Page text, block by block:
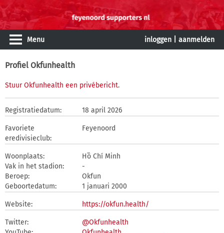
Menu inloggen aanmelden
Profiel Okfunhealth
Stuur Okfunhealth een privébericht.
Registratiedatum: 18 april 2026
Favoriete
eredivisieclub:
Feyenoord
Woonplaats:
Hồ Chí Minh
Vak in het stadion:
-
Beroep:
Okfun
Geboortedatum:
1 januari 2000
Website: https://okfun.health/
Twitter:
@Okfunhealth